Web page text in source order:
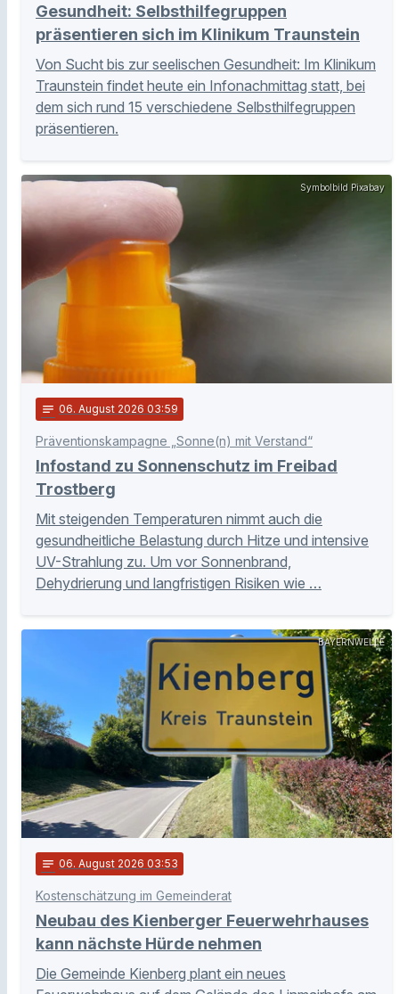
Gesundheit: Selbsthilfegruppen
präsentieren sich im Klinikum Traunstein
Von Sucht bis zur seelischen Gesundheit: Im Klinikum
Traunstein findet heute ein Infonachmittag statt, bei
dem sich rund 15 verschiedene Selbsthilfegruppen
präsentieren.
Symbolbild Pixabay
notes 06. August 2026 03:59
Präventionskampagne „Sonne(n) mit Verstand“
Infostand zu Sonnenschutz im Freibad
Trostberg
Mit steigenden Temperaturen nimmt auch die
gesundheitliche Belastung durch Hitze und intensive
UV-Strahlung zu. Um vor Sonnenbrand,
Dehydrierung und langfristigen Risiken wie …
BAYERNWELLE
notes 06. August 2026 03:53
Kostenschätzung im Gemeinderat
Neubau des Kienberger Feuerwehrhauses
kann nächste Hürde nehmen
Die Gemeinde Kienberg plant ein neues